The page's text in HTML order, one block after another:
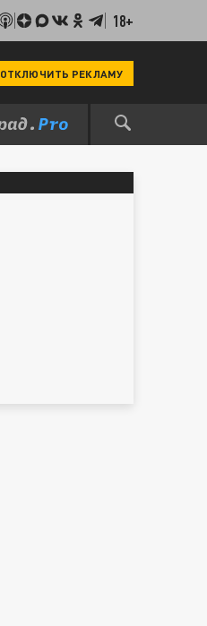
18+
ОТКЛЮЧИТЬ РЕКЛАМУ